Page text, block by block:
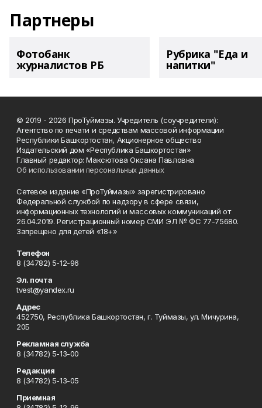
Партнеры
Фотобанк
журналистов РБ
Рубрика "Еда и
напитки"
© 2019 - 2026 ПроТуймазы. Учредитель (соучредители):
Агентство по печати и средствам массовой информации
Республики Башкортостан, Акционерное общество
Издательский дом «Республика Башкортостан»
Главный редактор: Максютова Оксана Павловна
Об использовании персональных данных
Сетевое издание «ПроТуймазы» зарегистрировано
Федеральной службой по надзору в сфере связи,
информационных технологий и массовых коммуникаций от
26.04.2019. Регистрационный номер СМИ ЭЛ № ФС 77-75680.
Запрещено для детей «18+»
Телефон
8 (34782) 5-12-96
Эл. почта
tvest@yandex.ru
Адрес
452750, Республика Башкортостан, г. Туймазы, ул. Мичурина,
20Б
Рекламная служба
8 (34782) 5-13-00
Редакция
8 (34782) 5-13-05
Приемная